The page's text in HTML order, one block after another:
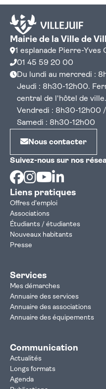
Mairie de la Ville de
1 esplanade Pierre-
01 45 59 20 00
Du lundi au mercredi :
Jeudi : 8h30-12h00.
central de l'hôtel de ville.
Vendredi : 8h30-12h00
Samedi : 8h30-12h00
Nous contacter
Suivez-nous sur nos
Facebook
Instagram
Youtube
Liens pratiques
Offres d'emploi
Associations
Étudiants / étudiantes
Nouveaux habitants
Presse
Services
Mes démarches
Annuaire des services
Annuaire des associations
Annuaire des équipements
Communication
Actualités
Longs formats
Agenda